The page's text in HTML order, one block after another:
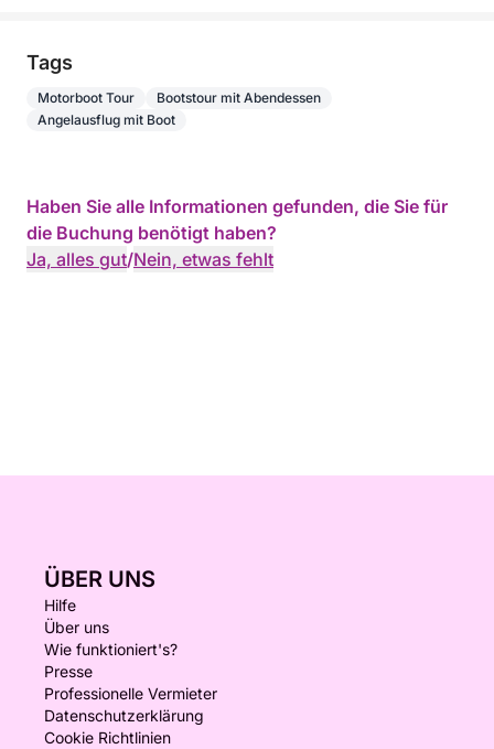
Tags
Motorboot Tour
Bootstour mit Abendessen
Angelausflug mit Boot
Haben Sie alle Informationen gefunden, die Sie für
die Buchung benötigt haben?
Ja, alles gut/Nein, etwas fehlt
ÜBER UNS
Hilfe
Über uns
Wie funktioniert's?
Presse
Professionelle Vermieter
Datenschutzerklärung
Cookie Richtlinien